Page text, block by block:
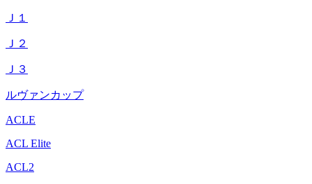
Ｊ１
Ｊ２
Ｊ３
ルヴァンカップ
ACLE
ACL Elite
ACL2